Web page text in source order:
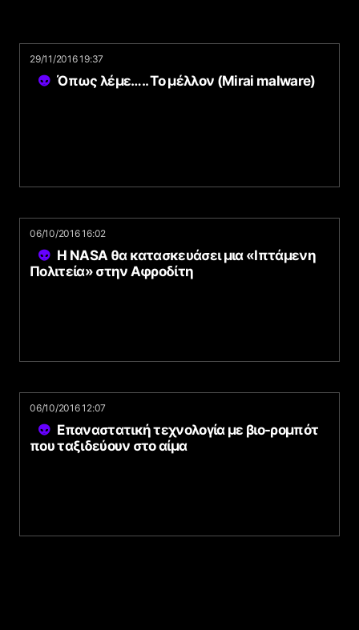
29/11/2016 19:37
Όπως λέμε….. Το μέλλον (Mirai malware)
06/10/2016 16:02
Η NASA θα κατασκευάσει μια «Ιπτάμενη
Πολιτεία» στην Αφροδίτη
06/10/2016 12:07
Επαναστατική τεχνολογία με βιο-ρομπότ
που ταξιδεύουν στο αίμα